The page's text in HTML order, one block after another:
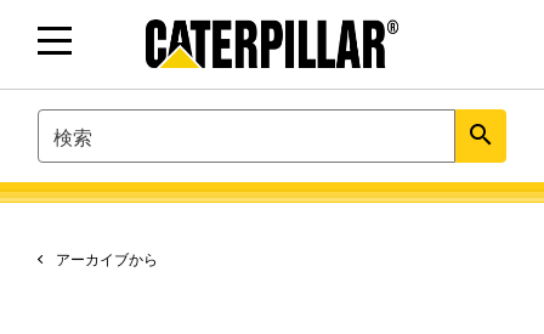
SEARCH search
アーカイブから